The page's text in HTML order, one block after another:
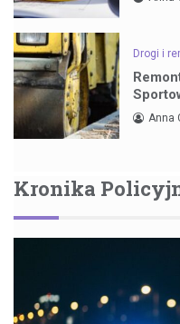
Drogi i
Anna
Kronika